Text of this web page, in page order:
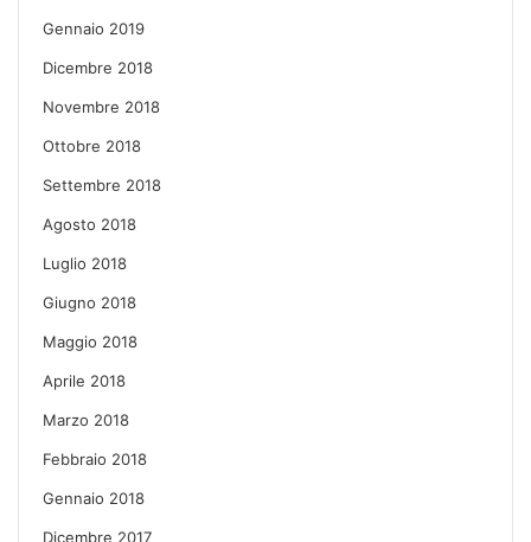
Gennaio 2019
Dicembre 2018
Novembre 2018
Ottobre 2018
Settembre 2018
Agosto 2018
Luglio 2018
Giugno 2018
Maggio 2018
Aprile 2018
Marzo 2018
Febbraio 2018
Gennaio 2018
Dicembre 2017